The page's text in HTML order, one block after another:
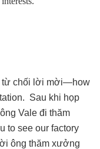
từ chối lời mời—how
Sau khi họp
Vale đi thăm
to see our factory
ông thăm xưởng